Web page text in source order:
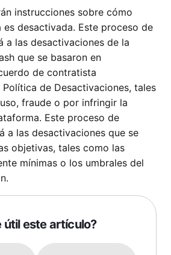
instrucciones sobre cómo
es desactivada. Este proceso de
a las desactivaciones de la
que se basaron en
de contratista
de Desactivaciones, tales
fraude o por infringir la
Este proceso de
a las desactivaciones que se
objetivas, tales como las
mínimas o los umbrales del
útil este artículo?